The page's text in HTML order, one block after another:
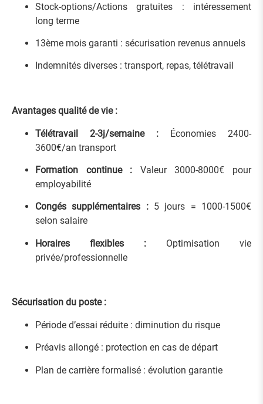
Stock-options/Actions gratuites : intéressement
long terme
13ème mois garanti : sécurisation revenus annuels
Indemnités diverses : transport, repas, télétravail
Avantages qualité de vie :
Télétravail 2-3j/semaine : Économies 2400-
3600€/an transport
Formation continue : Valeur 3000-8000€ pour
employabilité
Congés supplémentaires :5 jours = 1000-1500€
selon salaire
Horaires flexibles : Optimisation vie
privée/professionnelle
Sécurisation du poste :
Période d’essai réduite : diminution du risque
Préavis allongé : protection en cas de départ
Plan de carrière formalisé : évolution garantie